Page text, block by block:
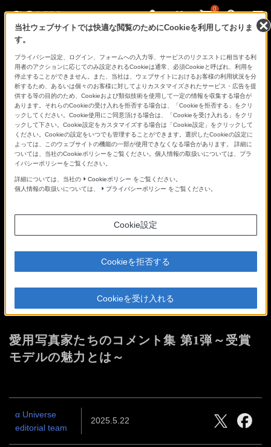
0
あ、
見
た
こ
と
の
な
い
世
界
へ。
α
Universe
カメラグランプリ2025 レンズ
賞 受賞記念
愛用写真家たちのコメント集 第1弾 ～受賞
モデルの魅力とは～
α Universe
editorial team
2025.5.22
当社ウェブサイトでは快適な閲覧のためにCookieを利用しておりま
す。
プライバシー設定、ログイン、フォームへの入力等、サービスのリクエストに相当する利
用者のアクションに応じてのみ設定されるCookieは通常、必須Cookieと呼ばれ、利用を
停止することができません。また、当社は、ウェブサイトにおけるお客様の利用状況を分
析するため、あるいは個々のお客様に対してよりカスタマイズされたサービス・広告を提
供する等の目的のため、Cookieおよび類似技術を使用して一定の情報を収集する場合が
あります。それらのCookieの受け入れを拒否する場合は、「Cookieを拒否する」をクリ
ックしてください。Cookie使用にご同意頂ける場合は、「Cookieを受け入れる」をクリ
ックして下さい。Cookie設定をカスタマイズする場合は「Cookie設定」をクリックして
ください。Cookieの設定をいつでも管理することができます。選択したCookieの設定に
よっては、このウェブサイトの機能の一部が使用できなくなる場合があります。 詳細に
ついては、当社のCookieポリシーをご覧ください。個人情報の取扱いについては、プラ
イバシーポリシーをご覧ください。
詳細については、当社の Cookieポリシー をご覧ください。
個人情報の取扱いについては、
プライバシーポリシー をご覧ください。
Cookie設定
Cookieを拒否する
Cookieを受け入れる